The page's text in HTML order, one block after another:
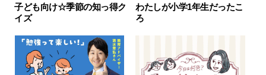
子ども向け☆季節の知っ得ク
イズ
わたしが小学1年生だったこ
ろ